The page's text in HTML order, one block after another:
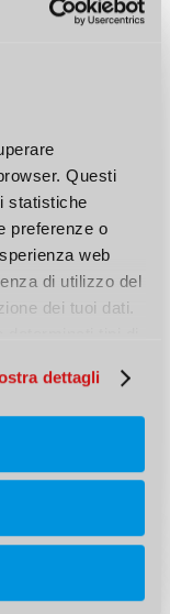
Questi
statistiche
preferenze o
web
di utilizzo del
dei tuoi dati.
dettagli